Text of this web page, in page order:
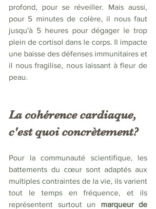
profond, pour se réveiller. Mais aussi,
pour 5 minutes de colère, il nous faut
jusqu'à 5 heures pour dégager le trop
plein de cortisol dans le corps. Il impacte
une baisse des défenses immunitaires et
il nous fragilise, nous laissant à fleur de
peau.
La cohérence cardiaque,
c'est quoi concrètement?
Pour la communauté scientifique, les
battements du cœur sont adaptés aux
multiples contraintes de la vie, ils varient
tout le temps en fréquence, et ils
représentent surtout un marqueur de